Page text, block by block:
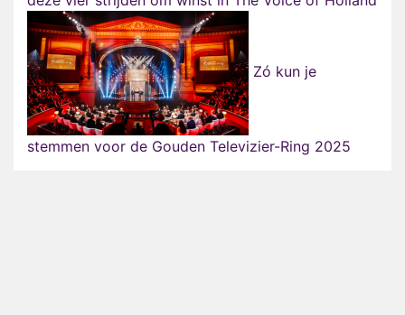
Zó kun je
stemmen voor de Gouden Televizier-Ring 2025